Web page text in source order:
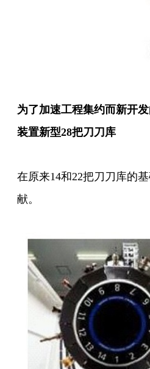
为了加速工程集约而新开发
装置新型28把刀刀库
在原来14和22把刀刀库的
献。